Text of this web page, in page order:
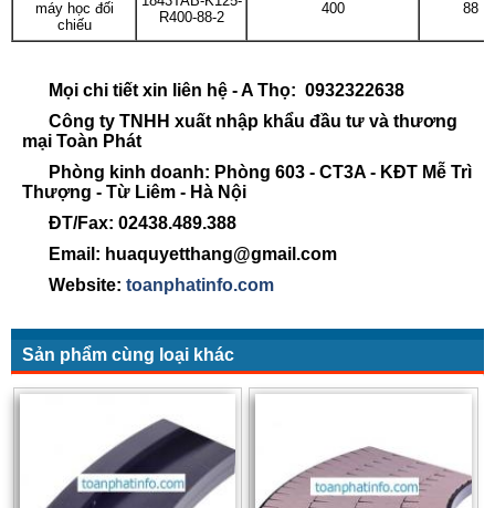
máy học đối
chiếu
R400-88-2
400 88
Mọi chi tiết xin liên hệ - A Thọ: 0932322638
Công ty TNHH xuất nhập khẩu đầu tư và thương
mại Toàn Phát
Phòng kinh doanh: Phòng 603 - CT3A - KĐT Mễ Trì
Thượng - Từ Liêm - Hà Nội
ĐT/Fax: 02438.489.388
Email: huaquyetthang@gmail.com
Website: toanphatinfo.com
Sản phẩm cùng loại khác